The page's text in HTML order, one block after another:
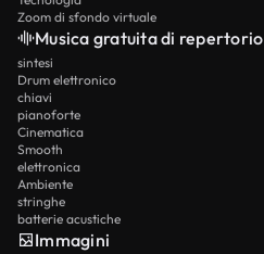
Zoom di sfondo virtuale
Musica gratuita di repertorio
sintesi
Drum elettronico
chiavi
pianoforte
Cinematica
Smooth
elettronica
Ambiente
stringhe
batterie acustiche
Immagini